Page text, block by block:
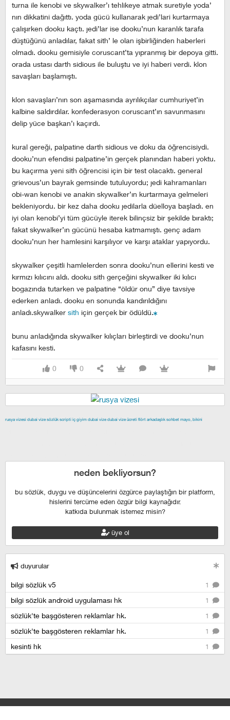
turna ile kenobi ve skywalker’ı tehlikeye atmak suretiyle yoda’
nın dikkatini dağıttı. yoda gücü kullanarak jedi’lari kurtarmaya
çalışırken dooku kaçtı. jedi’lar ise dooku’nun karanlık tarafa
düştüğünü anladılar, fakat sith’ le olan işbirliğinden haberleri
olmadı. dooku gemisiyle coruscant’ta yıpranmış bir depoya gitti.
orada ustası darth sidious ile buluştu ve iyi haberi verdi. klon
savaşları başlamıştı.
klon savaşları’nın son aşamasında ayrılıkçılar cumhuriyet’in
kalbine saldırdılar. konfederasyon coruscant’ın savunmasını
delip yüce başkan’ı kaçırdı.
kural gereği, palpatine darth sidious ve doku da öğrencisiydi.
dooku’nun efendisi palpatine’in gerçek planından haberi yoktu.
bu kaçırma yeni sith öğrencisi için bir test olacaktı. general
grievous’un bayrak gemsinde tutuluyordu; jedi kahramanları
obi-wan kenobi ve anakin skywalker’ın kurtarmaya gelmeleri
bekleniyordu. bir kez daha dooku jedilarla düelloya başladı. en
iyi olan kenobi’yi tüm gücüyle iterek bilinçsiz bir şekilde bıraktı;
fakat skywalker’ın gücünü hesaba katmamıştı. genç adam
dooku’nun her hamlesini karşılıyor ve karşı ataklar yapıyordu.
skywalker çeşitli hamlelerden sonra dooku’nun ellerini kesti ve
kırmızı kılıcını aldı. dooku sith gerçeğini skywalker iki kılıcı
bogazında tutarken ve palpatine “öldür onu” diye tavsiye
ederken anladı. dooku en sonunda kandırıldığını
anladı.skywalker sith için gerçek bir ödüldü.
bunu anladığında skywalker kılıçları birleştirdi ve dooku’nun
kafasını kesti.
0 0
rusya vizesi dubai vize sözlük scripti iç giyim dubai vize dubai vize ücreti flört arkadaşlık sohbet mayo, bikini
neden bekliyorsun?
bu sözlük, duygu ve düşüncelerini özgürce paylaştığın bir platform,
hislerini tercüme eden özgür bilgi kaynağıdır.
katkıda bulunmak istemez misin?
üye ol
duyurular
1
bilgi sözlük v5
1
bilgi sözlük android uygulaması hk
1
sözlük'te başgösteren reklamlar hk.
1
sözlük'te başgösteren reklamlar hk.
1
kesinti hk